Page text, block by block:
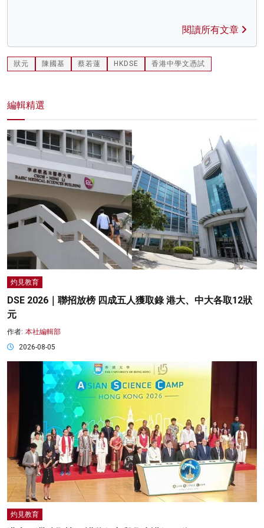
閱讀所有文章
狀元 陳國基 蔡若蓮 HKDSE 香港中學文憑試
編輯精選
灼見教育
DSE 2026｜聯招放榜 四成五人獲取錄 港大、中大各取12狀
元
作者: 本社編輯部
2026-08-05
灼見教育